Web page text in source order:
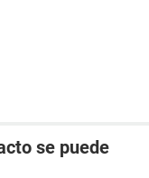
se puede